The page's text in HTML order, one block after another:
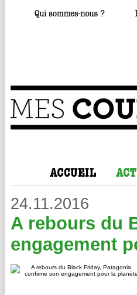
24.11.2016
A rebours du
engagement